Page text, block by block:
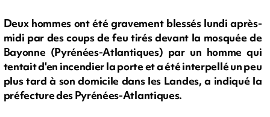
Deux hommes ont été gravement blessés lundi après-
midi par des coups de feu tirés devant la mosquée de
Bayonne (Pyrénées-Atlantiques) par un homme qui
tentait d'en incendier la porte et a été interpellé un peu
plus tard à son domicile dans les Landes, a indiqué la
préfecture des Pyrénées-Atlantiques.